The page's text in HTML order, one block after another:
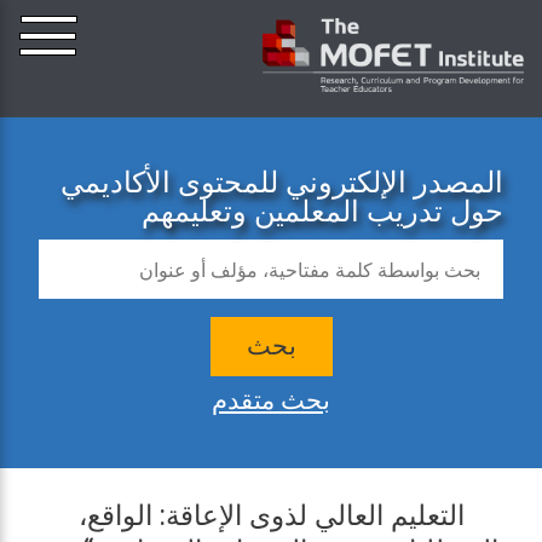
المصدر الإلكتروني للمحتوى الأكاديمي
حول تدريب المعلمين وتعليمهم
بحث
بحث متقدم
التعليم العالي لذوى الإعاقة: الواقع،